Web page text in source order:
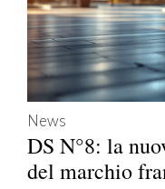
News
DS N°8: la
del marchio